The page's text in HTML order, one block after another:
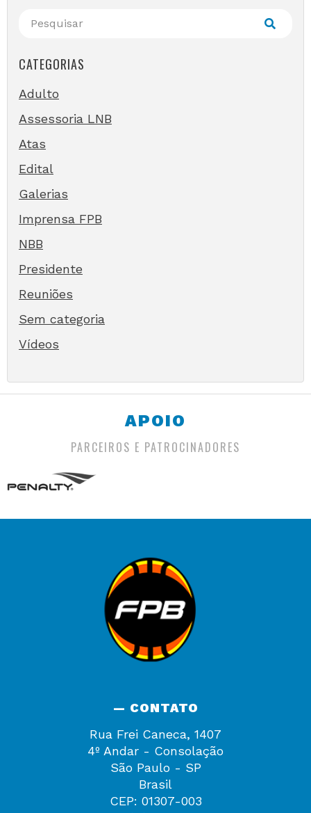
CATEGORIAS
Adulto
Assessoria LNB
Atas
Edital
Galerias
Imprensa FPB
NBB
Presidente
Reuniões
Sem categoria
Vídeos
APOIO
PARCEIROS E PATROCINADORES
— CONTATO
Rua Frei Caneca, 1407
4º Andar - Consolação
São Paulo - SP
Brasil
CEP: 01307-003